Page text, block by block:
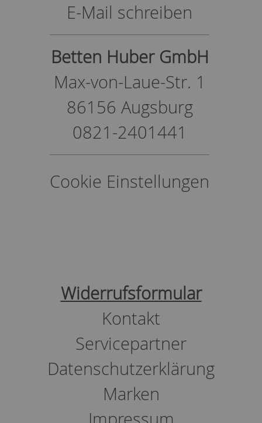
E-Mail schreiben
Betten Huber GmbH
Max-von-Laue-Str. 1
86156 Augsburg
0821-2401441
Cookie Einstellungen
Widerrufsformular
Kontakt
Servicepartner
Datenschutzerklärung
Marken